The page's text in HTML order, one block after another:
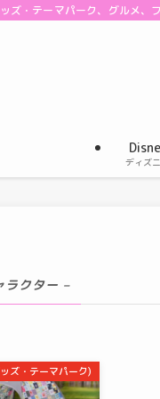
ズ・テーマパーク、グルメ、
ディズ
ラクター –
ズ・テーマパーク)